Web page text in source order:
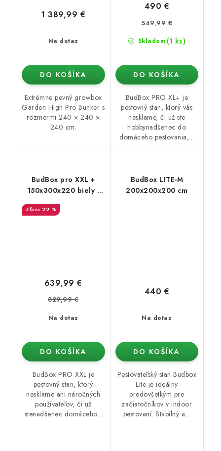
Na dotaz
1 389,99 €
DO KOŠÍKA
Extrémne pevný growbox
Garden High Pro Bunker s
rozmermi 240 × 240 ×
240 cm.
Skladom (1 ks)
490 €
549,99 €
DO KOŠÍKA
BudBox PRO XL+ je
pestovný stan, ktorý vás
nesklame, či už ste
hobbynadšenec do
domáceho pestovania,...
BudBox pro XXL +
150x300x220 biely -
rastové stan
22 %
Na dotaz
639,99 €
829,99 €
DO KOŠÍKA
BudBox PRO XXL je
pestovný stan, ktorý
nesklame ani náročných
používateľov, či už
stenadšenec domáceho...
BudBox LITE-M
200x200x200 cm
Na dotaz
440 €
DO KOŠÍKA
Pestovateľský stan Budbox
Lite je ideálny
predovšetkým pre
začiatočníkov v indoor
pestovaní. Stabilný a...